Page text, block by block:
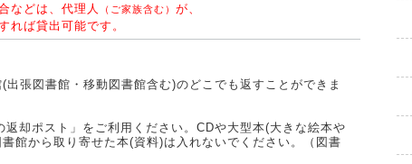
などは、代理人 （ご家族含む） が、
ば貸出可能です。
張図書館・移動図書館含む)のどこでも返すことができま
却ポスト」をご利用ください。CDや大型本(大きな絵本や
館から取り寄せた本(資料)は入れないでください。（図書